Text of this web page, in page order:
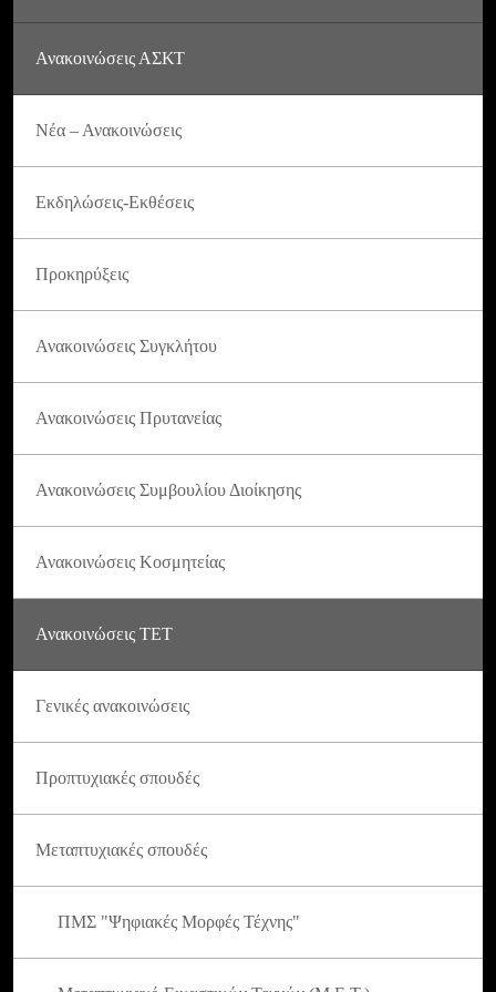
Ανακοινώσεις ΑΣΚΤ
Νέα – Ανακοινώσεις
Εκδηλώσεις-Εκθέσεις
Προκηρύξεις
Ανακοινώσεις Συγκλήτου
Ανακοινώσεις Πρυτανείας
Ανακοινώσεις Συμβουλίου Διοίκησης
Ανακοινώσεις Κοσμητείας
Ανακοινώσεις ΤΕΤ
Γενικές ανακοινώσεις
Προπτυχιακές σπουδές
Μεταπτυχιακές σπουδές
ΠΜΣ "Ψηφιακές Μορφές Τέχνης"